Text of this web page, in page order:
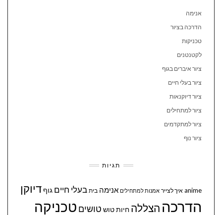
אנימה
הדרכה בציור
טכניקות
לקטנטנים
ציור איברים בגוף
ציור בעלי חיים
ציור דיוקנאות
ציור למתחילים
ציור למתקדמים
ציור נוף
תגיות
anime איך לצייר אמנות למתחילים אנימה בית בעלי חיים גוףדיוקן
הדרכה הצללה חיותטוש טושים טכניקה